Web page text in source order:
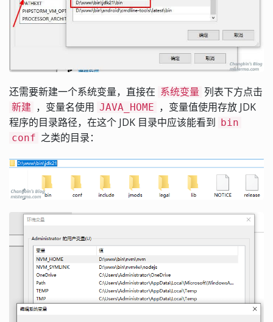
还需要新建一个系统变量，直接在 系统变量 列表下方点击
新建 ，变量名使用 JAVA_HOME ，变量值使用存放 JDK
程序的目录路径，在这个 JDK 目录中应该能看到 bin
conf 之类的目录：